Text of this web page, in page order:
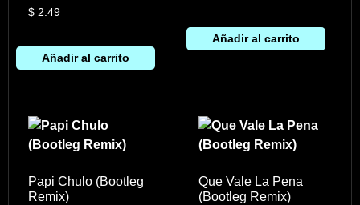
$2.49
Añadir al carrito
Añadir al carrito
Papi Chulo (Bootleg
Remix)
Que Vale La Pena
(Bootleg Remix)